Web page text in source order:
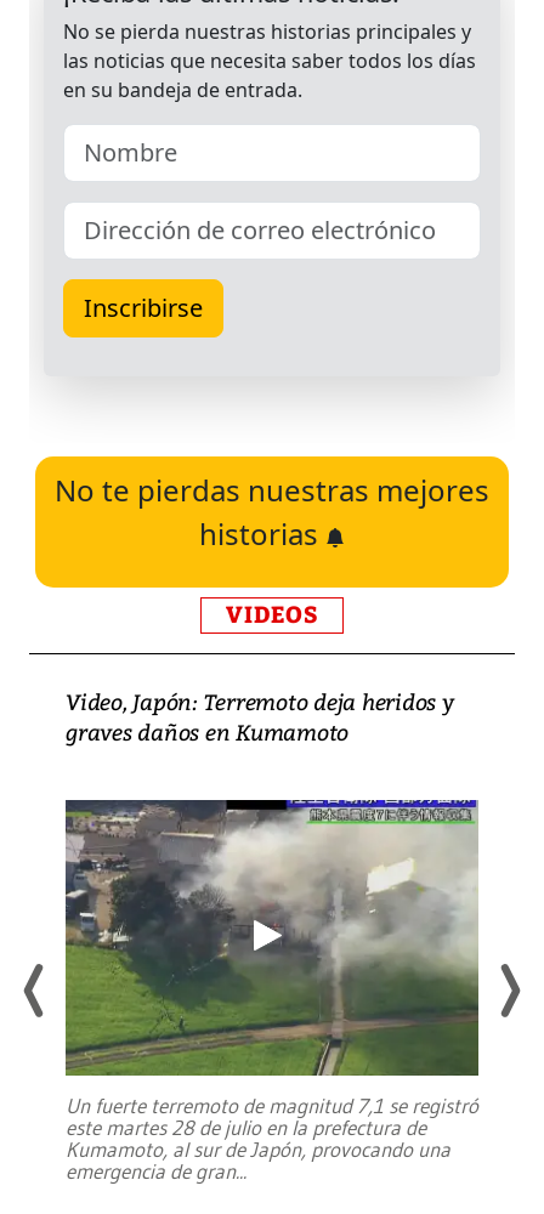
No te pierdas nuestras mejores
historias
VIDEOS
Video, Japón: Terremoto deja heridos y
graves daños en Kumamoto
Un fuerte terremoto de magnitud 7,1 se registró
este martes 28 de julio en la prefectura de
Kumamoto, al sur de Japón, provocando una
emergencia de gran...